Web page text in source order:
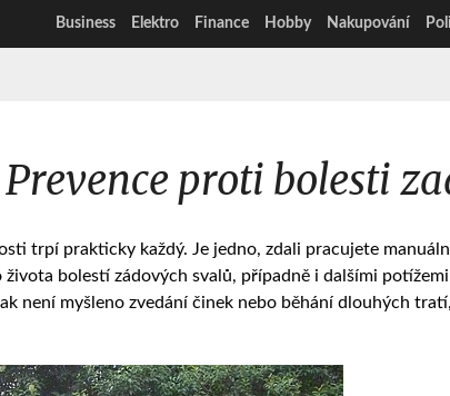
Business Elektro Finance Hobby Nakupování
Prevence proti bolesti
trpí prakticky každý. Je jedno, zdali pracujete
bolestí zádových svalů, případně i dalšími
není myšleno zvedání činek nebo běhání dlouhých